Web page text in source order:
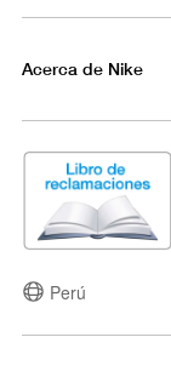
Acerca de Nike
Perú